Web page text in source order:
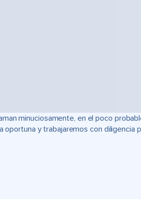
minuciosamente, en el poco
y trabajaremos con diligencia